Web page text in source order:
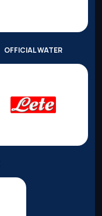
OFFICIAL WATER